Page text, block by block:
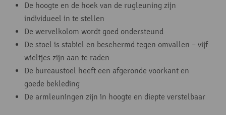
De hoogte en de hoek van de rugleuning zijn
individueel in te stellen
De wervelkolom wordt goed ondersteund
De stoel is stabiel en beschermd tegen omvallen – vijf
wieltjes zijn aan te raden
De bureaustoel heeft een afgeronde voorkant en
goede bekleding
De armleuningen zijn in hoogte en diepte verstelbaar